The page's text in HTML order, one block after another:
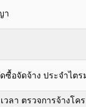
า
ซื้อจัดจ้าง ประจำไตร
ลา ตรวจการจ้างโคร